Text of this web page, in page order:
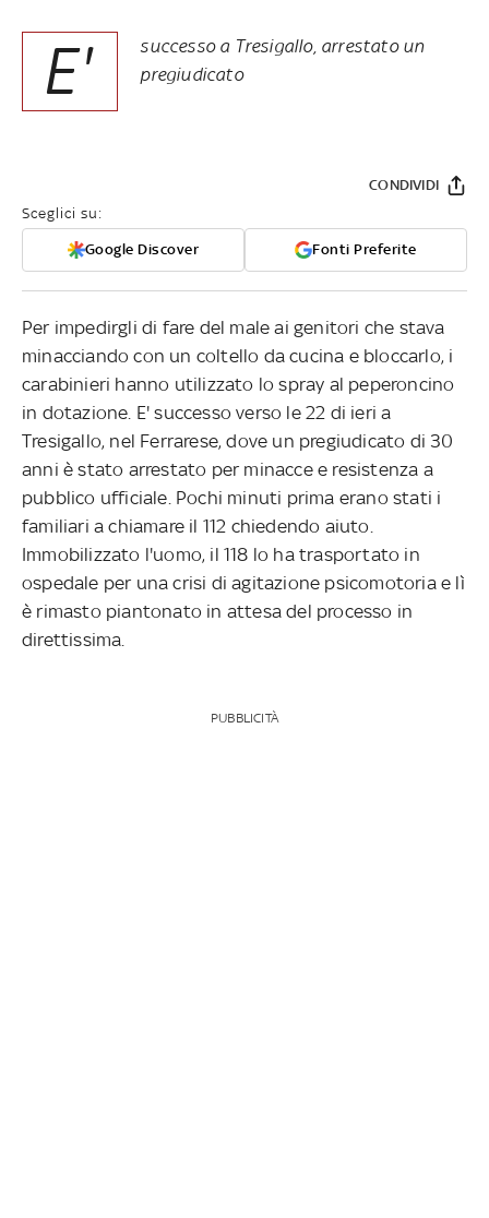
E'
successo a Tresigallo, arrestato un
pregiudicato
Sceglici su:
Google Discover Fonti Preferite
CONDIVIDI
Per impedirgli di fare del male ai genitori che stava
minacciando con un coltello da cucina e bloccarlo, i
carabinieri hanno utilizzato lo spray al peperoncino
in dotazione. E' successo verso le 22 di ieri a
Tresigallo, nel Ferrarese, dove un pregiudicato di 30
anni è stato arrestato per minacce e resistenza a
pubblico ufficiale. Pochi minuti prima erano stati i
familiari a chiamare il 112 chiedendo aiuto.
Immobilizzato l'uomo, il 118 lo ha trasportato in
ospedale per una crisi di agitazione psicomotoria e lì
è rimasto piantonato in attesa del processo in
direttissima.
PUBBLICITÀ